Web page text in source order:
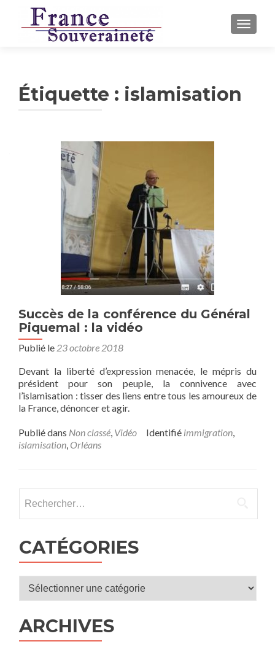
Étiquette : islamisation
Succès de la conférence du Général
Piquemal : la vidéo
Publié le 23 octobre 2018
Devant la liberté d’expression menacée, le mépris du
président pour son peuple, la connivence avec
l’islamisation : tisser des liens entre tous les amoureux de
la France, dénoncer et agir.
Publié dans Non classé, Vidéo Identifié immigration,
islamisation, Orléans
CATÉGORIES
Catégories
ARCHIVES